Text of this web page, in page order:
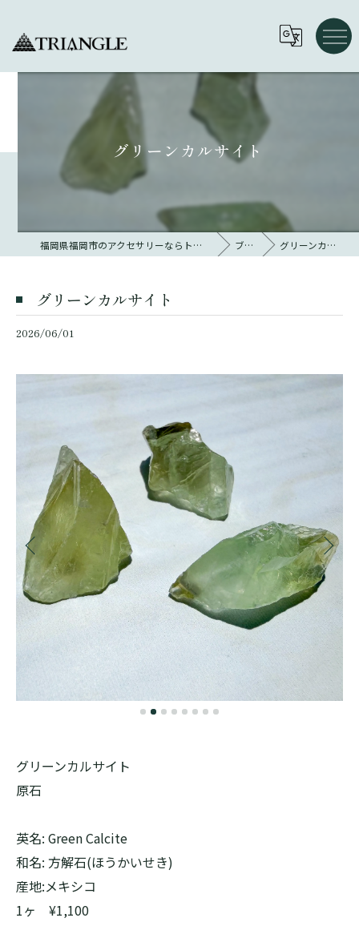
グリーンカルサイト
福岡県福岡市のアクセサリーならトライアングル 大名 ブログ グリーンカルサイト
グリーンカルサイト
2026/06/01
グリーンカルサイト
原石
英名: Green Calcite
和名: 方解石(ほうかいせき)
産地:メキシコ
1ヶ ¥1,100